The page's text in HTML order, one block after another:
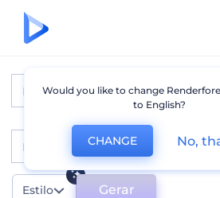
Estilo Gerar
Would you like to change
to English?
CHANGE No,